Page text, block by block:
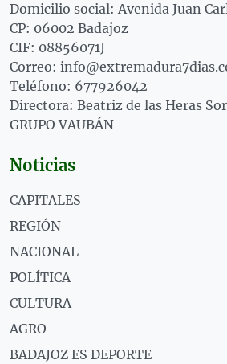
Domicilio social: Avenida Juan
CP: 06002 Badajoz
CIF: 08856071J
Correo:
Teléfono: 677926042
Directora: Beatriz de las Heras
GRUPO VAUBÁN
Noticias
CAPITALES
REGIÓN
NACIONAL
POLÍTICA
CULTURA
AGRO
BADAJOZ ES DEPORTE